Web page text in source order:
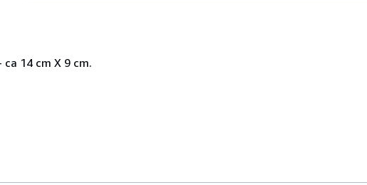
14 cm X 9 cm.